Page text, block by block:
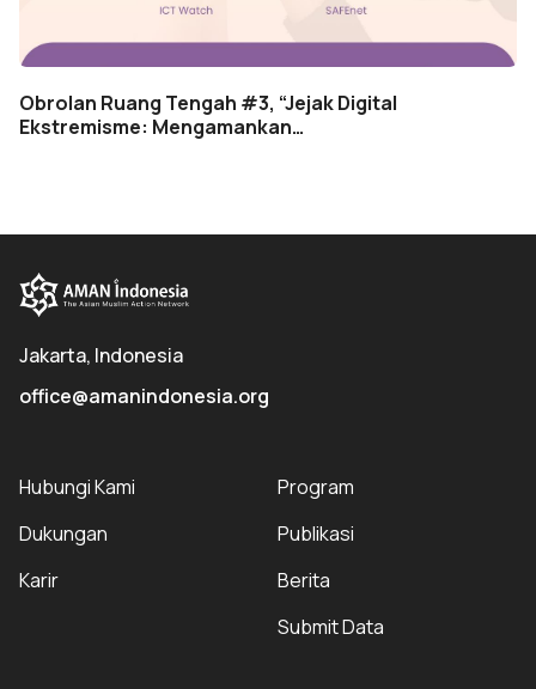
Obrolan Ruang Tengah #3, “Jejak Digital
Ekstremisme: Mengamankan…
Jakarta, Indonesia
office@amanindonesia.org
Hubungi Kami
Dukungan
Karir
Program
Publikasi
Berita
Submit Data